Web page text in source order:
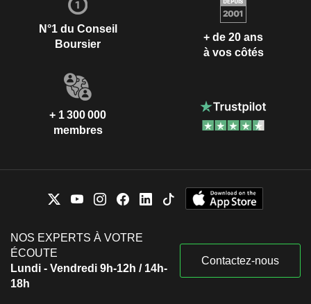
N°1 du Conseil
Boursier
+ de 20 ans
à vos côtés
+ 1 300 000
membres
NOS EXPERTS À VOTRE
ÉCOUTE
Lundi - Vendredi 9h-12h / 14h-
18h
Contactez-nous